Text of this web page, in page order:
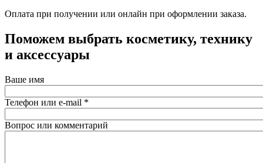
Оплата при получении или онлайн при оформлении заказа.
Поможем выбрать косметику, технику
и аксессуары
Ваше имя
Телефон или e-mail *
Вопрос или комментарий